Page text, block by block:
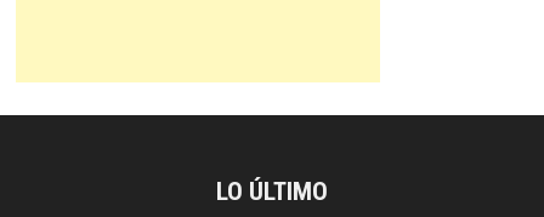
LO ÚLTIMO